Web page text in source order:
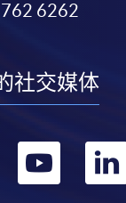
6262
社交媒体
转